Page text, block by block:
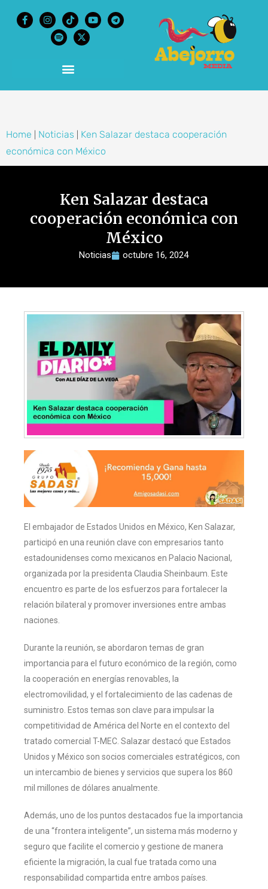
Home Noticias
Ken Salazar destaca cooperación
económica con México
Ken Salazar destaca
cooperación económica con
México
Noticias octubre 16, 2024
El embajador de Estados Unidos en México, Ken Salazar,
participó en una reunión clave con empresarios tanto
estadounidenses como mexicanos en Palacio Nacional,
organizada por la presidenta Claudia Sheinbaum. Este
encuentro es parte de los esfuerzos para fortalecer la
relación bilateral y promover inversiones entre ambas
naciones.
Durante la reunión, se abordaron temas de gran
importancia para el futuro económico de la región, como
la cooperación en energías renovables, la
electromovilidad, y el fortalecimiento de las cadenas de
suministro. Estos temas son clave para impulsar la
competitividad de América del Norte en el contexto del
tratado comercial T-MEC. Salazar destacó que Estados
Unidos y México son socios comerciales estratégicos, con
un intercambio de bienes y servicios que supera los 860
mil millones de dólares anualmente.
Además, uno de los puntos destacados fue la importancia
de una “frontera inteligente”, un sistema más moderno y
seguro que facilite el comercio y gestione de manera
eficiente la migración, la cual fue tratada como una
responsabilidad compartida entre ambos países.